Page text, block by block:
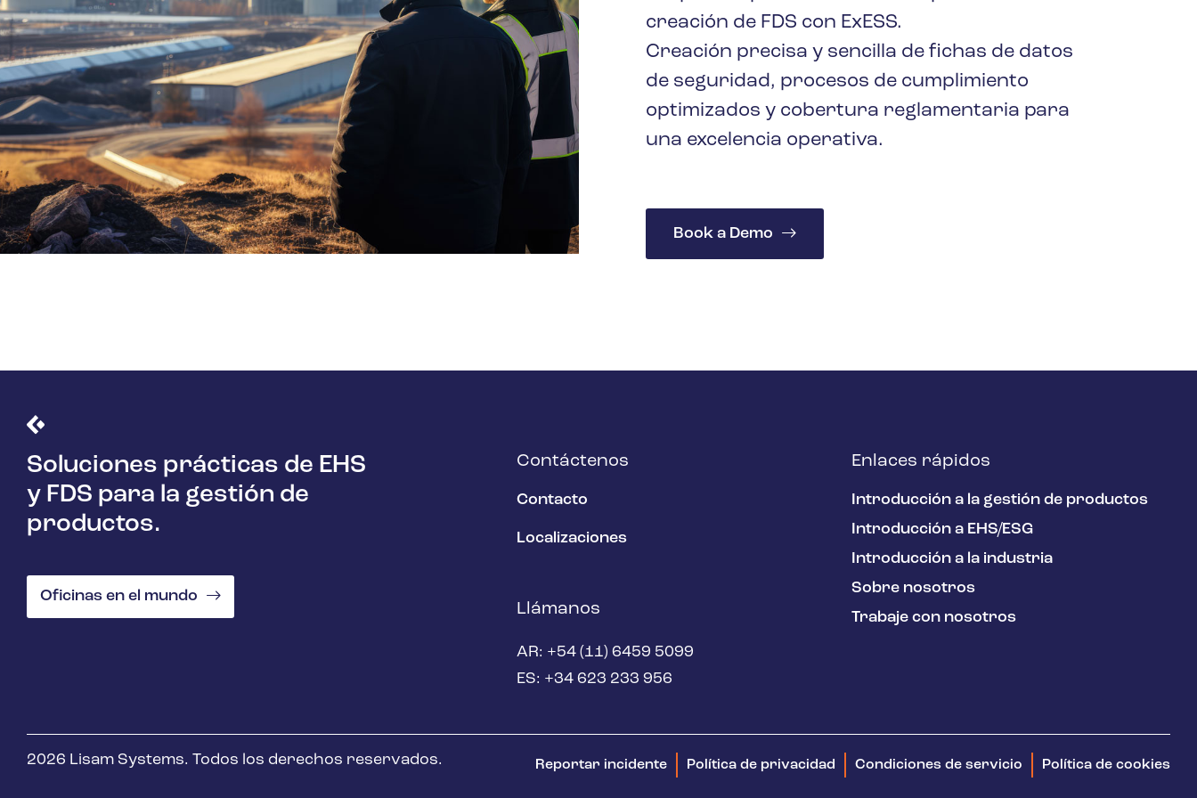
Industria de petróleo y gas
creación de FDS con ExESS.
Creación precisa y sencilla de fichas de datos
de seguridad, procesos de cumplimiento
optimizados y cobertura reglamentaria para
una excelencia operativa.
Book a Demo
Soluciones prácticas de EHS
y FDS para la gestión de
productos.
Oficinas en el mundo
Contáctenos
Contacto
Localizaciones
Llámanos
AR: +54 (11) 6459 5099
ES: +34 623 233 956
Enlaces rápidos
Introducción a la gestión de productos
Introducción a EHS/ESG
Introducción a la industria
Sobre nosotros
Trabaje con nosotros
2026 Lisam Systems. Todos los derechos reservados. Reportar incidente Política de privacidad Condiciones de servicio Política de cookies